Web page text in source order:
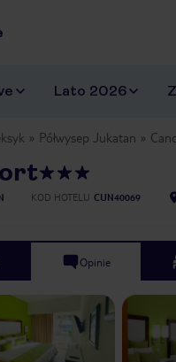
Lato 2026
Półwysep Jukatan
KOD HOTELU CUN40069
Opinie